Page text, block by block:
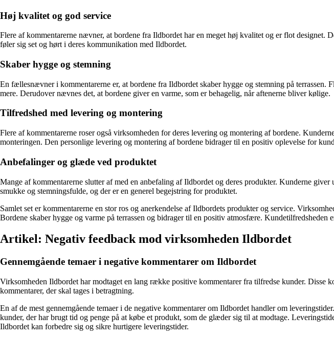
Høj kvalitet og god service
Flere af kommentarerne nævner, at bordene fra Ildbordet har en meget høj kvalitet og er flot designet.
føler sig set og hørt i deres kommunikation med Ildbordet.
Skaber hygge og stemning
En fællesnævner i kommentarerne er, at bordene fra Ildbordet skaber hygge og stemning på
mere. Derudover nævnes det, at bordene giver en varme, som er behagelig, når aftenerne bliver kølige.
Tilfredshed med levering og montering
Flere af kommentarerne roser også virksomheden for deres levering og montering af bordene.
monteringen. Den personlige levering og montering af bordene bidrager til en positiv oplevelse for
Anbefalinger og glæde ved produktet
Mange af kommentarerne slutter af med en anbefaling af Ildbordet og deres produkter. Kunderne
smukke og stemningsfulde, og der er en generel begejstring for produktet.
Samlet set er kommentarerne en stor ros og anerkendelse af Ildbordets produkter og service.
Bordene skaber hygge og varme på terrassen og bidrager til en positiv atmosfære.
Artikel: Negativ feedback mod virksomheden Ildbordet
Gennemgående temaer i negative kommentarer om Ildbordet
Virksomheden Ildbordet har modtaget en lang række positive kommentarer fra tilfredse kunder. Disse
kommentarer, der skal tages i betragtning.
En af de mest gennemgående temaer i de negative kommentarer om Ildbordet handler om
kunder, der har brugt tid og penge på at købe et produkt, som de glæder sig til at modtage.
Ildbordet kan forbedre sig og sikre hurtigere leveringstider.